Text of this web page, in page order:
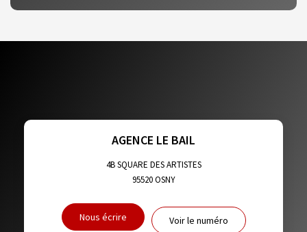
DISTANCE DE L'AÉROPORT : SUPERFICIE :
RESTAURANTS ET CAFÉS COMMERCES
AGENCE LE BAIL
4B SQUARE DES ARTISTES
95520OSNY
Nous écrire Voir le numéro